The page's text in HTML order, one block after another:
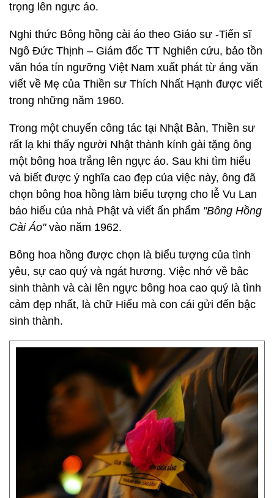
trọng lên ngực áo.
Nghi thức Bông hồng cài áo theo Giáo sư -Tiến sĩ
Ngô Đức Thịnh – Giám đốc TT Nghiên cứu, bảo tồn
văn hóa tín ngưỡng Việt Nam xuất phát từ áng văn
viết về Mẹ của Thiền sư Thích Nhất Hạnh được viết
trong những năm 1960.
Trong một chuyến công tác tại Nhật Bản, Thiền sư
rất lạ khi thấy người Nhật thành kính gài tặng ông
một bông hoa trắng lên ngực áo. Sau khi tìm hiểu
và biết được ý nghĩa cao đẹp của việc này, ông đã
chọn bông hoa hồng làm biểu tượng cho lễ Vu Lan
báo hiếu của nhà Phật và viết ấn phẩm "Bông Hồng
Cài Áo"vào năm 1962.
Bông hoa hồng được chọn là biểu tượng của tình
yêu, sự cao quý và ngát hương. Việc nhớ về bâc
sinh thành và cài lên ngực bông hoa cao quý là tình
cảm đẹp nhất, là chữ Hiếu mà con cái gửi đến bậc
sinh thành.